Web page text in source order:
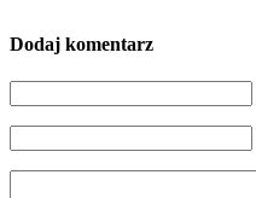
Dodaj komentarz